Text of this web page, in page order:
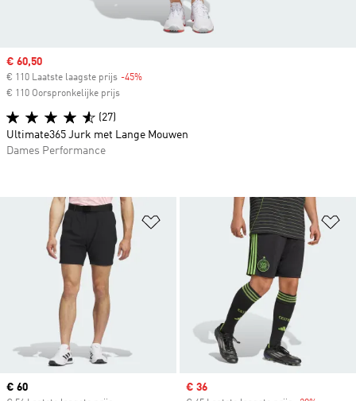
Op verlanglijst zetten
Current price
€ 60 Sale price
€ 36
Sale price
€ 60,50
€ 110 Laatste laagste prijs -45%
€ 110 Oorspronkelijke prijs
(27)
Ultimate365 Jurk met Lange Mouwen
Dames Performance